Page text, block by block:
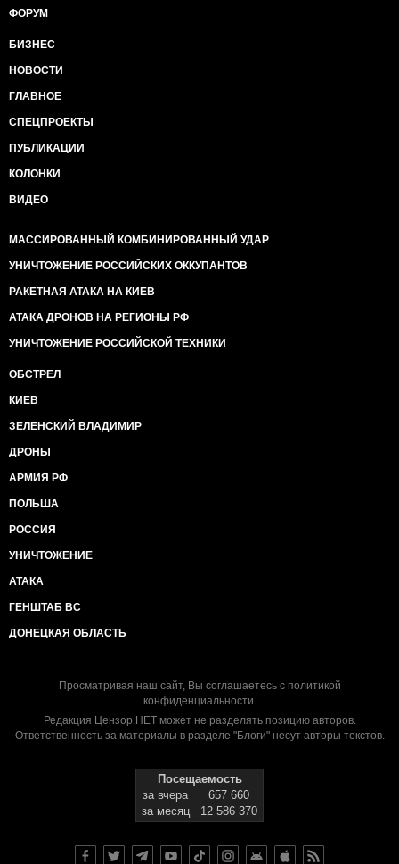
ФОРУМ
БИЗНЕС
НОВОСТИ
ГЛАВНОЕ
СПЕЦПРОЕКТЫ
ПУБЛИКАЦИИ
КОЛОНКИ
ВИДЕО
МАССИРОВАННЫЙ КОМБИНИРОВАННЫЙ УДАР
УНИЧТОЖЕНИЕ РОССИЙСКИХ ОККУПАНТОВ
РАКЕТНАЯ АТАКА НА КИЕВ
АТАКА ДРОНОВ НА РЕГИОНЫ РФ
УНИЧТОЖЕНИЕ РОССИЙСКОЙ ТЕХНИКИ
ОБСТРЕЛ
КИЕВ
ЗЕЛЕНСКИЙ ВЛАДИМИР
ДРОНЫ
АРМИЯ РФ
ПОЛЬША
РОССИЯ
УНИЧТОЖЕНИЕ
АТАКА
ГЕНШТАБ ВС
ДОНЕЦКАЯ ОБЛАСТЬ
Просматривая наш сайт, Вы соглашаетесь с политикой
конфиденциальности.
Редакция Цензор.НЕТ может не разделять позицию авторов.
Ответственность за материалы в разделе "Блоги" несут авторы текстов.
Посещаемость
за вчера
657 660
за месяц
12 586 370